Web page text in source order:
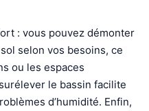
: vous pouvez démonter
selon vos besoins, ce
ou les espaces
le bassin facilite
d’humidité. Enfin,